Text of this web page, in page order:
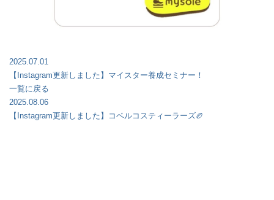
2025.07.01
【Instagram更新しました】マイスター養成セミナー！
一覧に戻る
2025.08.06
【Instagram更新しました】コベルコスティーラーズ🏉